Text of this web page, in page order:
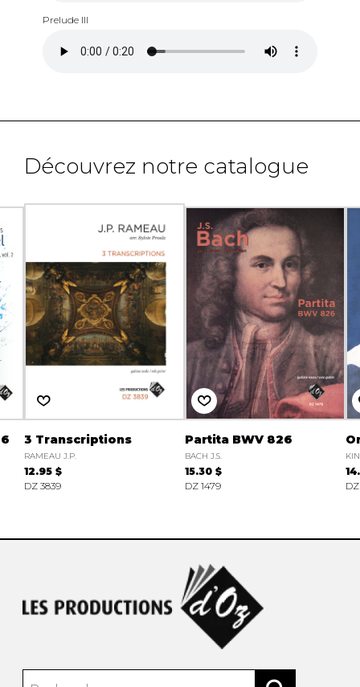
Prelude III
Découvrez notre catalogue
3 Transcriptions
RAMEAU J.P.
12.95 $
DZ 3839
Partita BWV 826
BACH J.S.
15.30 $
DZ 1479
DZ